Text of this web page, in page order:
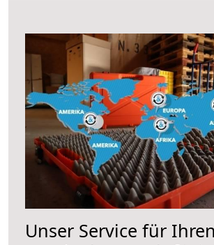
Unser Service für